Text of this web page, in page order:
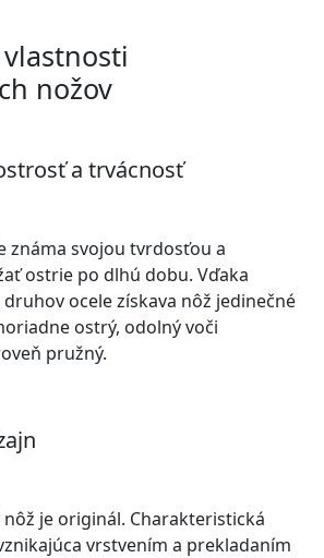
nožov
a trvácnosť
známa svojou tvrdosťou a
ostrie po dlhú dobu. Vďaka
ocele získava nôž jedinečné
ostrý, odolný voči
pružný.
nôž je originál. Charakteristická
vrstvením a prekladaním